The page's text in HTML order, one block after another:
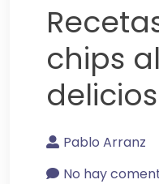
chips
Pablo Arranz
No hay